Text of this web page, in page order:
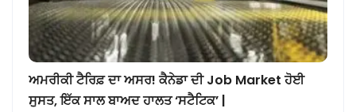
ਅਮਰੀਕੀ ਟੈਰਿਫ਼ ਦਾ ਅਸਰ! ਕੈਨੇਡਾ ਦੀ Job Market ਹੋਈ
ਸੁਸਤ, ਇੱਕ ਸਾਲ ਬਾਅਦ ਹਾਲਤ ‘ਸਟੈਟਿਕ’ |